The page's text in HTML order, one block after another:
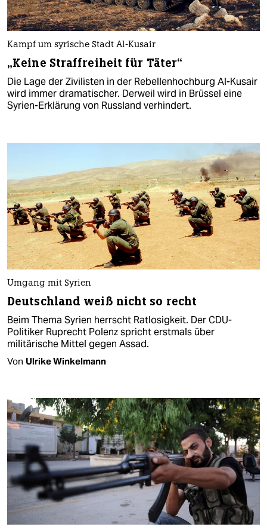
Kampf um syrische Stadt Al-Kusair
„Keine Straffreiheit für Täter“
Die Lage der Zivilisten in der Rebellenhochburg Al-Kusair
wird immer dramatischer. Derweil wird in Brüssel eine
Syrien-Erklärung von Russland verhindert.
Umgang mit Syrien
Deutschland weiß nicht so recht
Beim Thema Syrien herrscht Ratlosigkeit. Der CDU-
Politiker Ruprecht Polenz spricht erstmals über
militärische Mittel gegen Assad.
Von Ulrike Winkelmann